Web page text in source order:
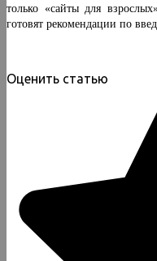
только «сайты для
готовят рекомендации по
Оценить статью